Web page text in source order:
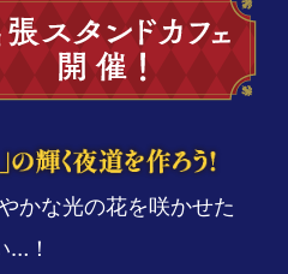
かな光の花を咲かせた
…！